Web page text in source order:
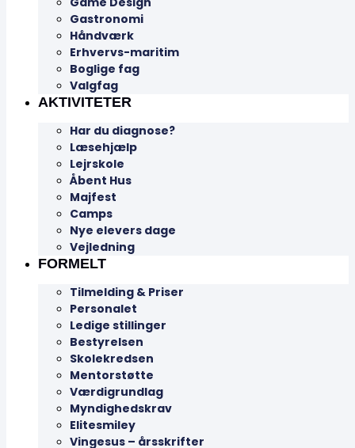
Gastronomi
Håndværk
Erhvervs-maritim
Boglige fag
Valgfag
AKTIVITETER
Har du diagnose?
Læsehjælp
Lejrskole
Åbent Hus
Majfest
Camps
Nye elevers dage
Vejledning
FORMELT
Tilmelding & Priser
Personalet
Ledige stillinger
Bestyrelsen
Skolekredsen
Mentorstøtte
Værdigrundlag
Myndighedskrav
Elitesmiley
Vingesus – årsskrifter